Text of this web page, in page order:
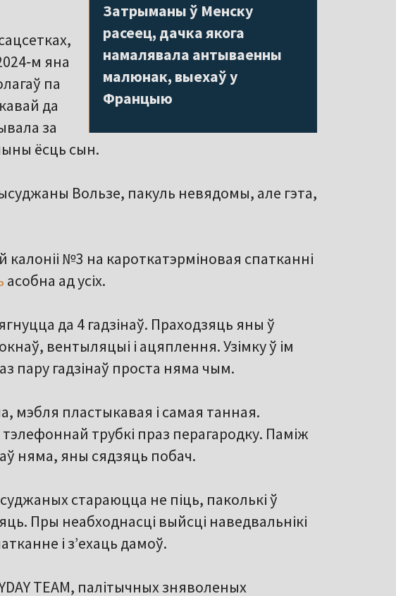
Затрыманы ў Менску
расеец, дачка якога
намалявала антываенны
малюнак, выехаў у
Францыю
яна
па
да
за
ёсць сын.
Вользе, пакуль невядомы, але гэта,
№3 на кароткатэрміновая спатканні
асобна ад усіх.
да 4 гадзінаў. Праходзяць яны ў
вентыляцыі і ацяплення. Узімку ў ім
пару гадзінаў проста няма чым.
мэбля пластыкавая і самая танная.
трубкі праз перагародку. Паміж
няма, яны сядзяць побач.
стараюцца не піць, паколькі ў
Пры неабходнасці выйсці наведвальнікі
і з’ехаць дамоў.
TEAM, палітычных зняволеных